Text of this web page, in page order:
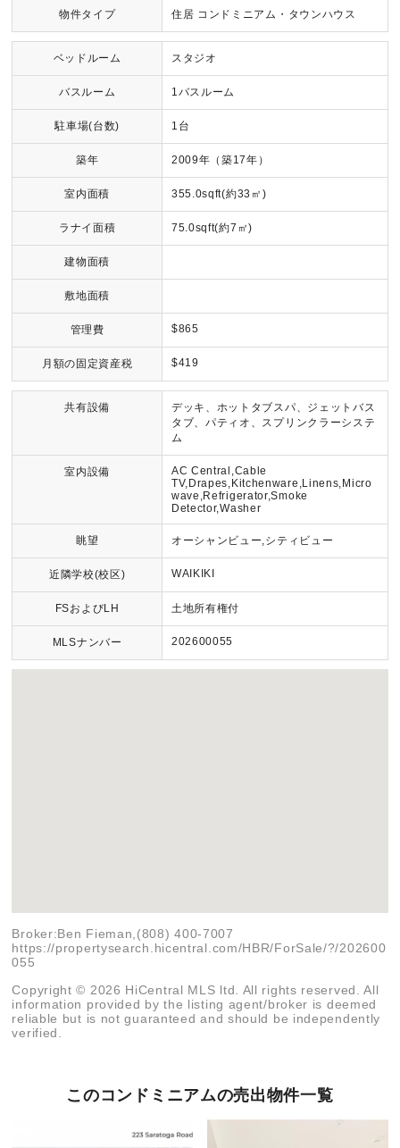
物件タイプ 住居 コンドミニアム・タウンハウス
ベッドルーム スタジオ
バスルーム 1バスルーム
駐車場(台数) 1台
築年 2009年（築17年）
室内面積 355.0sqft(約33㎡)
ラナイ面積 75.0sqft(約7㎡)
建物面積
敷地面積
管理費 $865
月額の固定資産税 $419
共有設備
デッキ、ホットタブスパ、ジェットバス
タブ、パティオ、スプリンクラーシステ
ム
室内設備
AC Central,Cable
TV,Drapes,Kitchenware,Linens,Micro
wave,Refrigerator,Smoke
Detector,Washer
眺望 オーシャンビュー,シティビュー
近隣学校(校区) WAIKIKI
FSおよびLH 土地所有権付
MLSナンバー 202600055
Broker:Ben Fieman,(808) 400-7007
https://propertysearch.hicentral.com/HBR/ForSale/?/202600
055
Copyright © 2026 HiCentral MLS ltd. All rights reserved. All
information provided by the listing agent/broker is deemed
reliable but is not guaranteed and should be independently
verified.
このコンドミニアムの売出物件一覧